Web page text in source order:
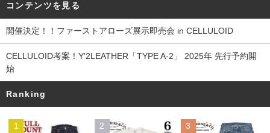
コンテンツを見る
開催決定！！ファーストアローズ展示即売会 in CELLULOID
CELLULOID考案！Y'2LEATHER「TYPE A-2」 2025年 先行予約開
始
Ranking
1 2 3